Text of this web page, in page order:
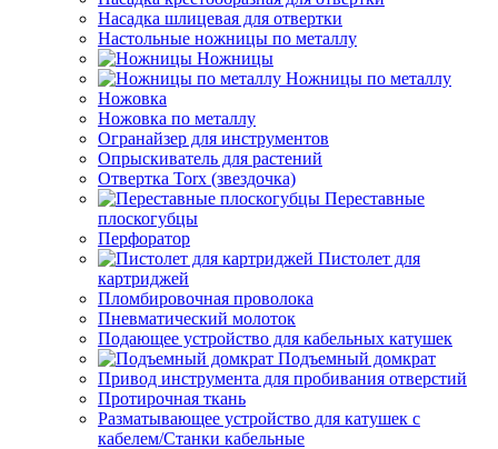
Насадка шлицевая для отвертки
Настольные ножницы по металлу
Ножницы
Ножницы по металлу
Ножовка
Ножовка по металлу
Огранайзер для инструментов
Опрыскиватель для растений
Отвертка Torx (звездочка)
Переставные
плоскогубцы
Перфоратор
Пистолет для
картриджей
Пломбировочная проволока
Пневматический молоток
Подающее устройство для кабельных катушек
Подъемный домкрат
Привод инструмента для пробивания отверстий
Протирочная ткань
Разматывающее устройство для катушек с
кабелем/Станки кабельные